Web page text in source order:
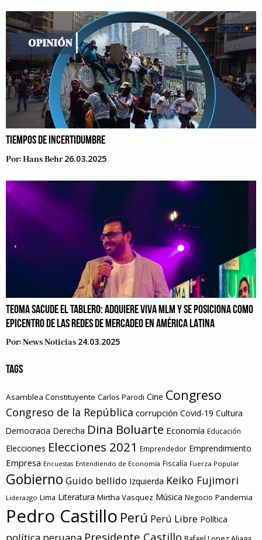
TIEMPOS DE INCERTIDUMBRE
Por:Hans Behr 26.03.2025
TEOMA SACUDE EL TABLERO: ADQUIERE VIVA MLM Y SE POSICIONA COMO
EPICENTRO DE LAS REDES DE MERCADEO EN AMÉRICA LATINA
Por:News Noticias 24.03.2025
TAGS
Asamblea Constituyente Carlos Parodi Cine Congreso
Congreso de la República corrupción Covid-19 Cultura
Democracia Derecha Dina Boluarte Economía Educación
Elecciones Elecciones 2021 Emprendedor Emprendimiento
Empresa Encuestas Entendiendo de Economía Fiscalía Fuerza Popular
Gobierno Guido bellido Izquierda Keiko Fujimori
Liderazgo Lima Literatura Mirtha Vasquez Música Negocio Pandemia
Pedro Castillo Perú Perú Libre Política
Presidente Castillo